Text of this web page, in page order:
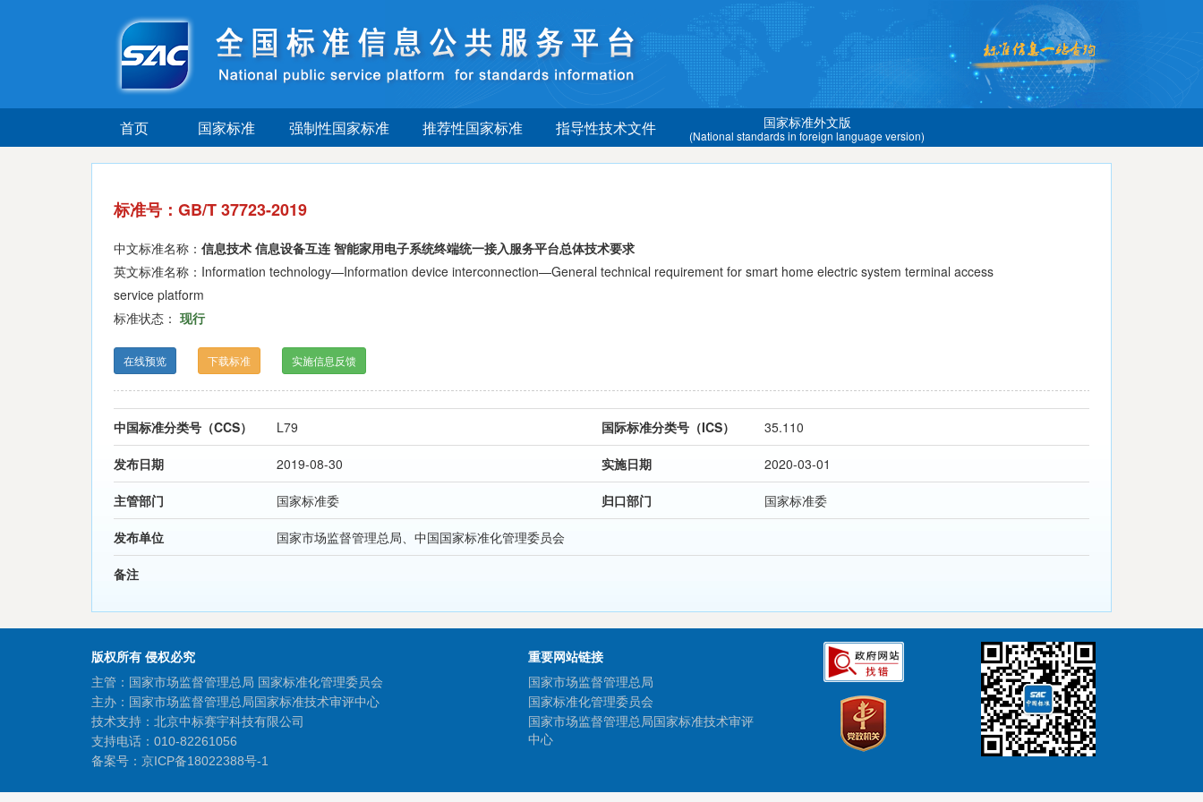
首页 国家标准 强制性国家标准 推荐性国家标准 指导性技术文件 国家标准外文版
(National standards in foreign language version)
标准号：GB/T 37723-2019
中文标准名称： 信息技术 信息设备互连 智能家用电子系统终端统一接入服务平台总体技术要求
英文标准名称：Information technology—Information device interconnection—General technical requirement for smart home electric system terminal access
service platform
标准状态： 现行
在线预览 下载标准 实施信息反馈
中国标准分类号（CCS） L79 国际标准分类号（ICS） 35.110
发布日期 2019-08-30 实施日期 2020-03-01
主管部门 国家标准委 归口部门 国家标准委
发布单位 国家市场监督管理总局、中国国家标准化管理委员会
备注
版权所有 侵权必究
主管：国家市场监督管理总局 国家标准化管理委员会
主办：国家市场监督管理总局国家标准技术审评中心
技术支持：北京中标赛宇科技有限公司
支持电话：010-82261056
备案号： 京ICP备18022388号-1
重要网站链接
国家市场监督管理总局
国家标准化管理委员会
国家市场监督管理总局国家标准技术审评
中心